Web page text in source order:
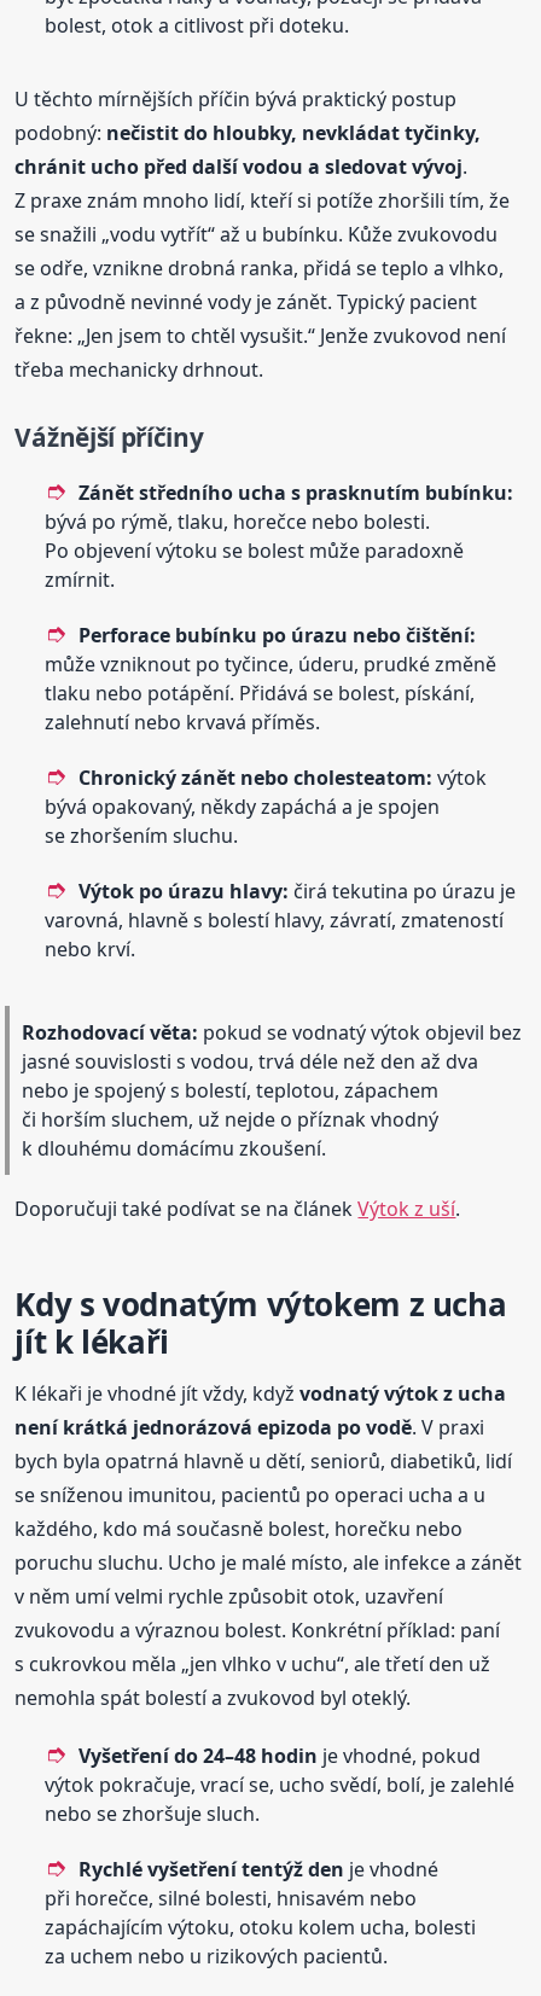
bolest, otok a citlivost při doteku.
U těchto mírnějších příčin bývá praktický postup
podobný: nečistit do hloubky, nevkládat tyčinky,
chránit ucho před další vodou a sledovat vývoj.
Z praxe znám mnoho lidí, kteří si potíže zhoršili tím, že
se snažili „vodu vytřít“ až u bubínku. Kůže zvukovodu
se odře, vznikne drobná ranka, přidá se teplo a vlhko,
a z původně nevinné vody je zánět. Typický pacient
řekne: „Jen jsem to chtěl vysušit.“ Jenže zvukovod není
třeba mechanicky drhnout.
Vážnější příčiny
Zánět středního ucha s prasknutím bubínku:
bývá po rýmě, tlaku, horečce nebo bolesti.
Po objevení výtoku se bolest může paradoxně
zmírnit.
Perforace bubínku po úrazu nebo čištění:
může vzniknout po tyčince, úderu, prudké změně
tlaku nebo potápění. Přidává se bolest, pískání,
zalehnutí nebo krvavá příměs.
Chronický zánět nebo cholesteatom: výtok
bývá opakovaný, někdy zapáchá a je spojen
se zhoršením sluchu.
Výtok po úrazu hlavy: čirá tekutina po úrazu je
varovná, hlavně s bolestí hlavy, závratí, zmateností
nebo krví.
Rozhodovací věta: pokud se vodnatý výtok objevil bez
jasné souvislosti s vodou, trvá déle než den až dva
nebo je spojený s bolestí, teplotou, zápachem
či horším sluchem, už nejde o příznak vhodný
k dlouhému domácímu zkoušení.
Doporučuji také podívat se na článekVýtok z uší.
Kdy s vodnatým výtokem z ucha
jít k lékaři
K lékaři je vhodné jít vždy, kdyžvodnatý výtok z ucha
není krátká jednorázová epizoda po vodě. V praxi
bych byla opatrná hlavně u dětí, seniorů, diabetiků, lidí
se sníženou imunitou, pacientů po operaci ucha a u
každého, kdo má současně bolest, horečku nebo
poruchu sluchu. Ucho je malé místo, ale infekce a zánět
v něm umí velmi rychle způsobit otok, uzavření
zvukovodu a výraznou bolest. Konkrétní příklad: paní
s cukrovkou měla „jen vlhko v uchu“, ale třetí den už
nemohla spát bolestí a zvukovod byl oteklý.
Vyšetření do 24–48 hodin je vhodné, pokud
výtok pokračuje, vrací se, ucho svědí, bolí, je zalehlé
nebo se zhoršuje sluch.
Rychlé vyšetření tentýž den je vhodné
při horečce, silné bolesti, hnisavém nebo
zapáchajícím výtoku, otoku kolem ucha, bolesti
za uchem nebo u rizikových pacientů.